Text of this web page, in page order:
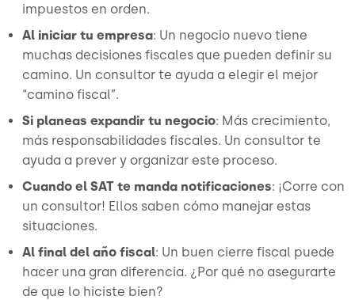
impuestos en orden.
Al iniciar tu empresa: Un negocio nuevo tiene
muchas decisiones fiscales que pueden definir su
camino. Un consultor te ayuda a elegir el mejor
“camino fiscal”.
Si planeas expandir tu negocio: Más crecimiento,
más responsabilidades fiscales. Un consultor te
ayuda a prever y organizar este proceso.
Cuando el SAT te manda notificaciones: ¡Corre con
un consultor! Ellos saben cómo manejar estas
situaciones.
Al final del año fiscal: Un buen cierre fiscal puede
hacer una gran diferencia. ¿Por qué no asegurarte
de que lo hiciste bien?